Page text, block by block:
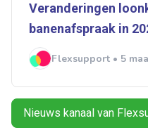
Veranderingen
banenafspraak in
Flexsupport • 5
Nieuws kanaal van